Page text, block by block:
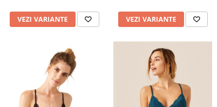
VEZI VARIANTE VEZI VARIANTE